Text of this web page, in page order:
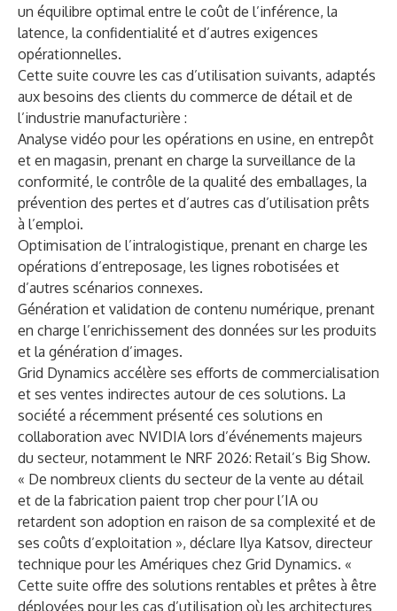
un équilibre optimal entre le coût de l’inférence, la
latence, la confidentialité et d’autres exigences
opérationnelles.
Cette suite couvre les cas d’utilisation suivants, adaptés
aux besoins des clients du commerce de détail et de
l’industrie manufacturière :
Analyse vidéo pour les opérations en usine, en entrepôt
et en magasin, prenant en charge la surveillance de la
conformité, le contrôle de la qualité des emballages, la
prévention des pertes et d’autres cas d’utilisation prêts
à l’emploi.
Optimisation de l’intralogistique, prenant en charge les
opérations d’entreposage, les lignes robotisées et
d’autres scénarios connexes.
Génération et validation de contenu numérique, prenant
en charge l’enrichissement des données sur les produits
et la génération d’images.
Grid Dynamics accélère ses efforts de commercialisation
et ses ventes indirectes autour de ces solutions. La
société a récemment présenté ces solutions en
collaboration avec NVIDIA lors d’événements majeurs
du secteur, notamment le NRF 2026: Retail’s Big Show.
« De nombreux clients du secteur de la vente au détail
et de la fabrication paient trop cher pour l’IA ou
retardent son adoption en raison de sa complexité et de
ses coûts d’exploitation », déclare Ilya Katsov, directeur
technique pour les Amériques chez Grid Dynamics. «
Cette suite offre des solutions rentables et prêtes à être
déployées pour les cas d’utilisation où les architectures